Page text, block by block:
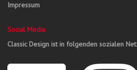
Impressum
Social Media
Classic Design ist in folgenden sozialen